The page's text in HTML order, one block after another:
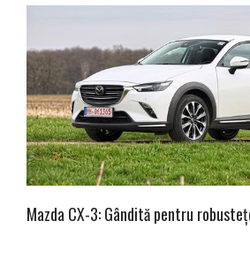
Mazda CX-3: Gândită pentru